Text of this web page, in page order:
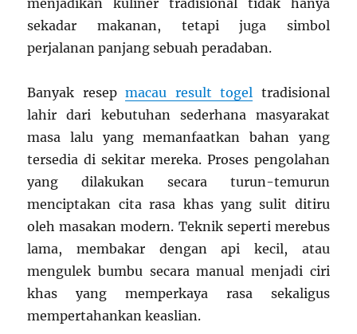
sekadar makanan, tetapi juga simbol
perjalanan panjang sebuah peradaban.
Banyak resepmacau result togel tradisional
lahir dari kebutuhan sederhana masyarakat
masa lalu yang memanfaatkan bahan yang
tersedia di sekitar mereka. Proses pengolahan
yang dilakukan secara turun-temurun
menciptakan cita rasa khas yang sulit ditiru
oleh masakan modern. Teknik seperti merebus
lama, membakar dengan api kecil, atau
mengulek bumbu secara manual menjadi ciri
khas yang memperkaya rasa sekaligus
mempertahankan keaslian.